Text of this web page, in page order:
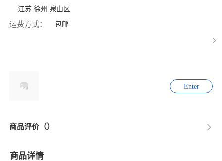
江苏 徐州 泉山区
运费方式： 包邮
Enter
商品评价（）
商品详情